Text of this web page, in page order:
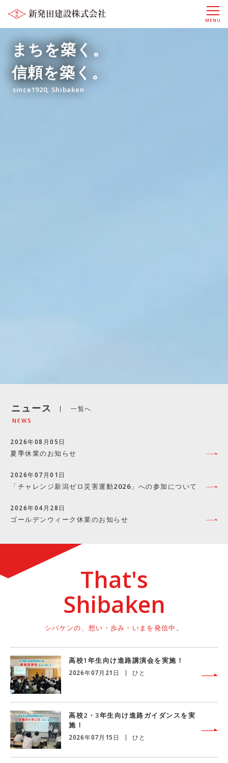
MENU
まちを築く。
信頼を築く。
since1920, Shibaken
ニュース
NEWS
一覧へ
2026年08月05日
夏季休業のお知らせ
2026年07月01日
「チャレンジ新潟ゼロ災害運動2026」への参加について
2026年04月28日
ゴールデンウィーク休業のお知らせ
That's
Shibaken
シバケンの、想い・歩み・いまを発信中。
高校1年生向け進路講演会を実施！
2026年07月21日 ひと
高校2・3年生向け進路ガイダンスを実
施！
2026年07月15日 ひと